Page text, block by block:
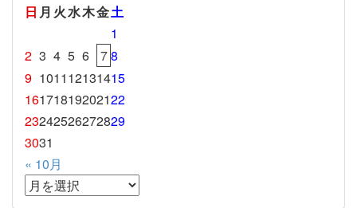
日 月 火水木金土
1
2 3 4 5 6 78
9 101112131415
16171819202122
23242526272829
3031
« 10月